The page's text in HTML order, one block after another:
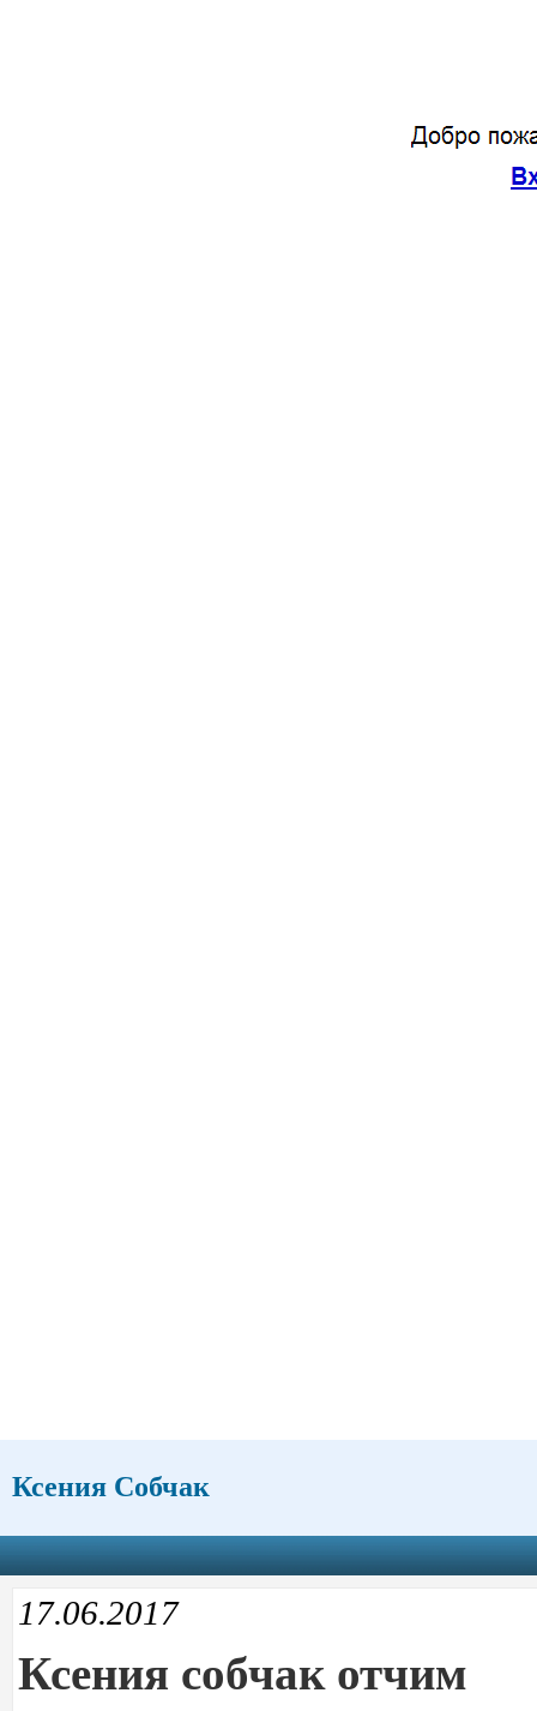
Ксения Собчак
17.06.2017
Ксения собчак отчим